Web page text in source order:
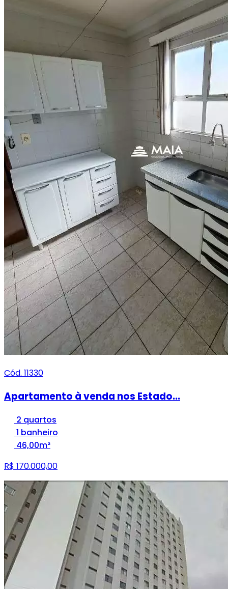
Cód. 11330
Apartamento à venda nos Estado...
2 quartos
1 banheiro
46,00m²
R$ 170.000,00